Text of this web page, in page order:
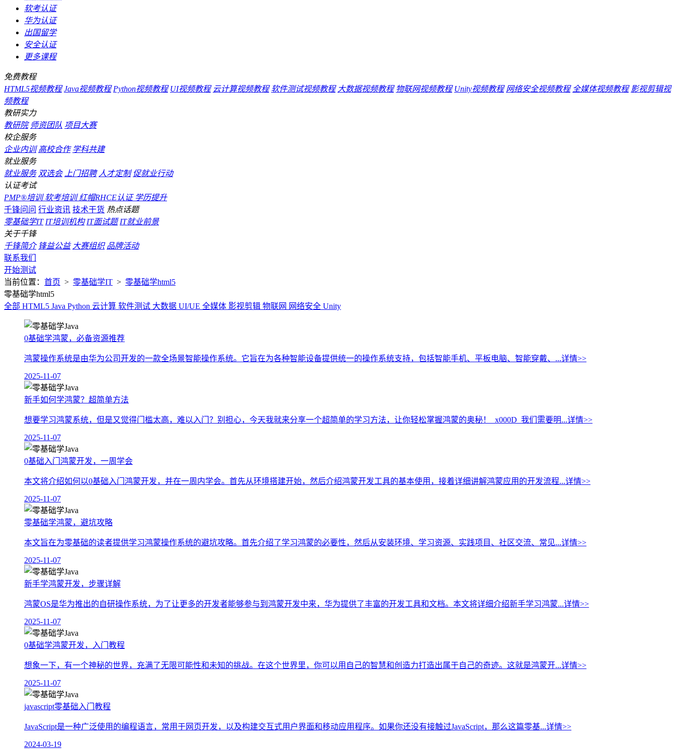
软考认证
华为认证
出国留学
安全认证
更多课程
免费教程
HTML5视频教程 Java视频教程 Python视频教程 UI视频教程 云计算视频教程 软件测试视频教程 大数据视频教程 物联网视频教程 Unity视频教程 网络安全视频教程 全媒体视频教程 影视剪辑视
频教程
教研实力
教研院 师资团队 项目大赛
校企服务
企业内训 高校合作 学科共建
就业服务
就业服务 双选会 上门招聘 人才定制 促就业行动
认证考试
PMP®培训软考培训红帽RHCE认证学历提升
千锋问问 行业资讯 技术干货 热点话题
零基础学IT IT培训机构 IT面试题 IT就业前景
关于千锋
千锋简介 锋益公益 大赛组织 品牌活动
联系我们
开始测试
当前位置： 首页 > 零基础学IT > 零基础学html5
零基础学html5
全部 HTML5 Java Python 云计算 软件测试 大数据 UI/UE 全媒体 影视剪辑 物联网 网络安全 Unity
0基础学鸿蒙，必备资源推荐
鸿蒙操作系统是由华为公司开发的一款全场景智能操作系统。它旨在为各种智能设备提供统一的操作系统支持，包括智能手机、平板电脑、智能穿戴、...详情>>
2025-11-07
新手如何学鸿蒙？超简单方法
想要学习鸿蒙系统，但是又觉得门槛太高，难以入门？别担心，今天我就来分享一个超简单的学习方法，让你轻松掌握鸿蒙的奥秘！_x000D_我们需要明...详情>>
2025-11-07
0基础入门鸿蒙开发，一周学会
本文将介绍如何以0基础入门鸿蒙开发，并在一周内学会。首先从环境搭建开始，然后介绍鸿蒙开发工具的基本使用，接着详细讲解鸿蒙应用的开发流程...详情>>
2025-11-07
零基础学鸿蒙，避坑攻略
本文旨在为零基础的读者提供学习鸿蒙操作系统的避坑攻略。首先介绍了学习鸿蒙的必要性，然后从安装环境、学习资源、实践项目、社区交流、常见...详情>>
2025-11-07
新手学鸿蒙开发，步骤详解
鸿蒙OS是华为推出的自研操作系统，为了让更多的开发者能够参与到鸿蒙开发中来，华为提供了丰富的开发工具和文档。本文将详细介绍新手学习鸿蒙...详情>>
2025-11-07
0基础学鸿蒙开发，入门教程
想象一下，有一个神秘的世界，充满了无限可能性和未知的挑战。在这个世界里，你可以用自己的智慧和创造力打造出属于自己的奇迹。这就是鸿蒙开...详情>>
2025-11-07
javascript零基础入门教程
JavaScript是一种广泛使用的编程语言，常用于网页开发，以及构建交互式用户界面和移动应用程序。如果你还没有接触过JavaScript，那么这篇零基...详情>>
2024-03-19